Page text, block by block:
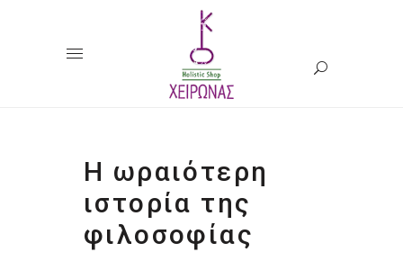
Η ωραιότερη
ιστορία της
φιλοσοφίας